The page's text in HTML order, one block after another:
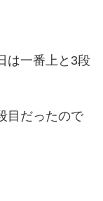
は一番上と3段
目だったので